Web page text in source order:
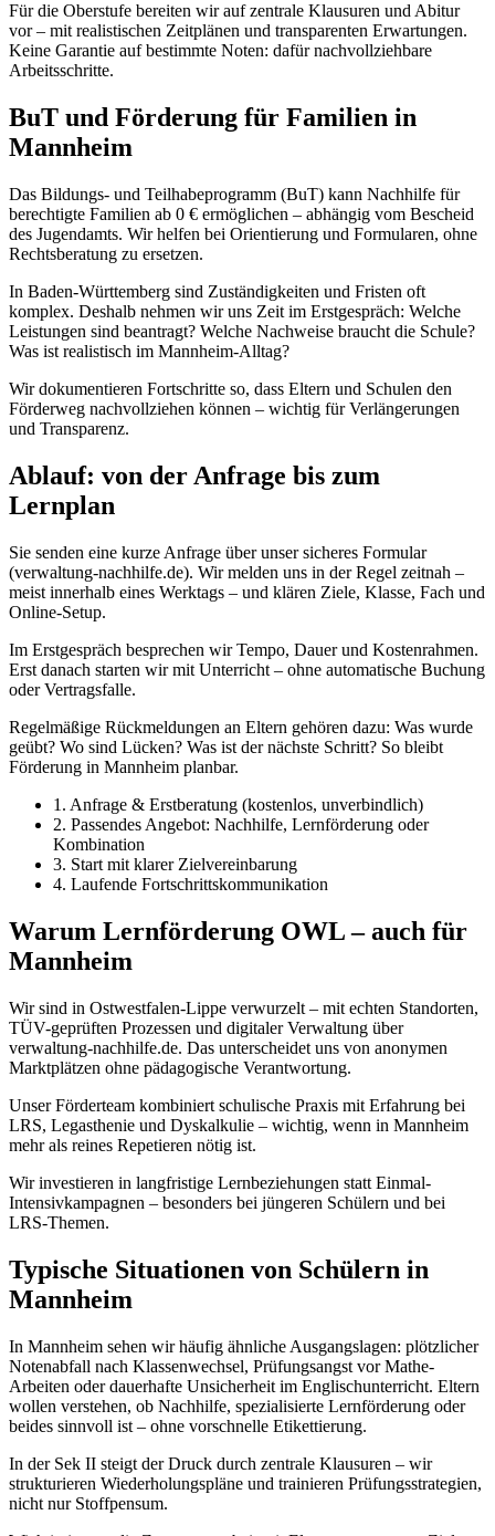
Für die Oberstufe bereiten wir auf zentrale Klausuren und Abitur
vor – mit realistischen Zeitplänen und transparenten Erwartungen.
Keine Garantie auf bestimmte Noten: dafür nachvollziehbare
Arbeitsschritte.
BuT und Förderung für Familien in
Mannheim
Das Bildungs- und Teilhabeprogramm (BuT) kann Nachhilfe für
berechtigte Familien ab 0 € ermöglichen – abhängig vom Bescheid
des Jugendamts. Wir helfen bei Orientierung und Formularen, ohne
Rechtsberatung zu ersetzen.
In Baden-Württemberg sind Zuständigkeiten und Fristen oft
komplex. Deshalb nehmen wir uns Zeit im Erstgespräch: Welche
Leistungen sind beantragt? Welche Nachweise braucht die Schule?
Was ist realistisch im Mannheim-Alltag?
Wir dokumentieren Fortschritte so, dass Eltern und Schulen den
Förderweg nachvollziehen können – wichtig für Verlängerungen
und Transparenz.
Ablauf: von der Anfrage bis zum
Lernplan
Sie senden eine kurze Anfrage über unser sicheres Formular
(verwaltung-nachhilfe.de). Wir melden uns in der Regel zeitnah –
meist innerhalb eines Werktags – und klären Ziele, Klasse, Fach und
Online-Setup.
Im Erstgespräch besprechen wir Tempo, Dauer und Kostenrahmen.
Erst danach starten wir mit Unterricht – ohne automatische Buchung
oder Vertragsfalle.
Regelmäßige Rückmeldungen an Eltern gehören dazu: Was wurde
geübt? Wo sind Lücken? Was ist der nächste Schritt? So bleibt
Förderung in Mannheim planbar.
1. Anfrage & Erstberatung (kostenlos, unverbindlich)
2. Passendes Angebot: Nachhilfe, Lernförderung oder
Kombination
3. Start mit klarer Zielvereinbarung
4. Laufende Fortschrittskommunikation
Warum Lernförderung OWL – auch für
Mannheim
Wir sind in Ostwestfalen-Lippe verwurzelt – mit echten Standorten,
TÜV-geprüften Prozessen und digitaler Verwaltung über
verwaltung-nachhilfe.de. Das unterscheidet uns von anonymen
Marktplätzen ohne pädagogische Verantwortung.
Unser Förderteam kombiniert schulische Praxis mit Erfahrung bei
LRS, Legasthenie und Dyskalkulie – wichtig, wenn in Mannheim
mehr als reines Repetieren nötig ist.
Wir investieren in langfristige Lernbeziehungen statt Einmal-
Intensivkampagnen – besonders bei jüngeren Schülern und bei
LRS-Themen.
Typische Situationen von Schülern in
Mannheim
In Mannheim sehen wir häufig ähnliche Ausgangslagen: plötzlicher
Notenabfall nach Klassenwechsel, Prüfungsangst vor Mathe-
Arbeiten oder dauerhafte Unsicherheit im Englischunterricht. Eltern
wollen verstehen, ob Nachhilfe, spezialisierte Lernförderung oder
beides sinnvoll ist – ohne vorschnelle Etikettierung.
In der Sek II steigt der Druck durch zentrale Klausuren – wir
strukturieren Wiederholungspläne und trainieren Prüfungsstrategien,
nicht nur Stoffpensum.